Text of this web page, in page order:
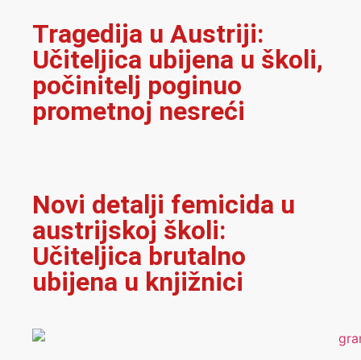
Tragedija u Austriji:
Učiteljica ubijena u školi,
počinitelj poginuo
prometnoj nesreći
Novi detalji femicida u
austrijskoj školi:
Učiteljica brutalno
ubijena u knjižnici